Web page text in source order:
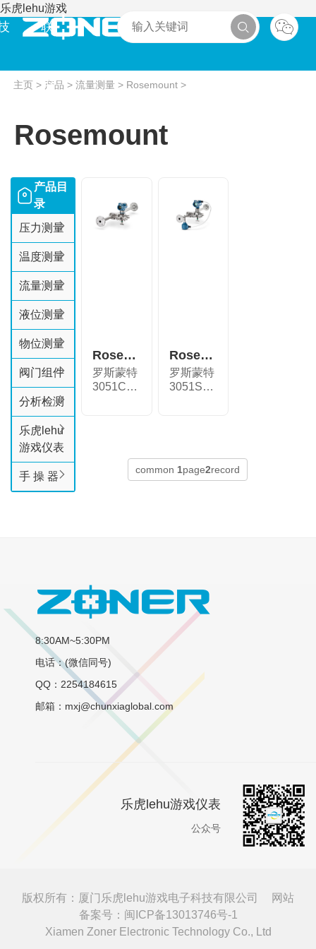
乐虎lehu游戏
联
系
主页 > 产品 > 流量测量 > Rosemount >
Rosemount
产品目
录
压力测量
温度测量
流量测量
液位测量
物位测量
阀门组件
分析检测
乐虎lehu
游戏仪表
手 操 器
Rosemount™ 3051CFP 一体化孔板流
罗斯蒙特
3051CFP
Rosemount™ 3051SFP 一体化孔板流
罗斯蒙特
3051SFP
common 1page2record
8:30AM~5:30PM
电话：(微信同号)
QQ：2254184615
邮箱：mxj@chunxiaglobal.com
乐虎lehu游戏仪表
公众号
版权所有：厦门乐虎lehu游戏电子科技有限公司
网站
备案号：闽ICP备13013746号-1
Xiamen Zoner Electronic Technology Co., Ltd